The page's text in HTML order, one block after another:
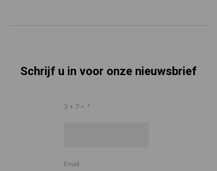
Schrijf u in voor onze nieuwsbrief
3 + 7 = *
Email